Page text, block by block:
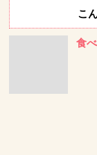
こ
食